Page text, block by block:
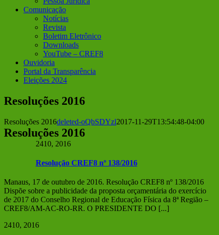
Comunicação
Notícias
Revista
Boletim Eletrônico
Downloads
YouTube – CREF8
Ouvidoria
Portal da Transparência
Eleições 2024
Resoluções 2016
Resoluções 2016deleted-oQbSDYzl2017-11-29T13:54:48-04:00
Resoluções 2016
2410, 2016
Resolução CREF8 nº 138/2016
Manaus, 17 de outubro de 2016. Resolução CREF8 nº 138/2016
Dispõe sobre a publicidade da proposta orçamentária do exercício
de 2017 do Conselho Regional de Educação Física da 8ª Região –
CREF8/AM-AC-RO-RR. O PRESIDENTE DO [...]
2410, 2016